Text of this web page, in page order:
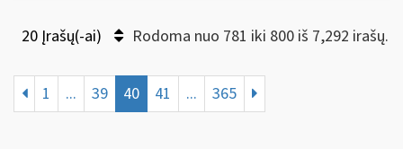
20 Įrašų(-ai) Rodoma nuo 781 iki 800 iš 7,292 irašų.
1 ... 39 40 41 ... 365